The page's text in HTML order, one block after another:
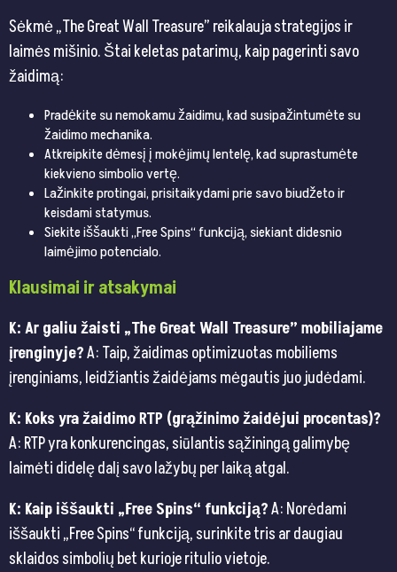
Sėkmė „The Great Wall Treasure” reikalauja strategijos ir
laimės mišinio. Štai keletas patarimų, kaip pagerinti savo
žaidimą:
Pradėkite su nemokamu žaidimu, kad susipažintumėte su
žaidimo mechanika.
Atkreipkite dėmesį į mokėjimų lentelę, kad suprastumėte
kiekvieno simbolio vertę.
Lažinkite protingai, prisitaikydami prie savo biudžeto ir
keisdami statymus.
Siekite iššaukti „Free Spins“ funkciją, siekiant didesnio
laimėjimo potencialo.
Klausimai ir atsakymai
K: Ar galiu žaisti „The Great Wall Treasure” mobiliajame
įrenginyje?A: Taip, žaidimas optimizuotas mobiliems
įrenginiams, leidžiantis žaidėjams mėgautis juo judėdami.
K: Koks yra žaidimo RTP (grąžinimo žaidėjui procentas)?
A: RTP yra konkurencingas, siūlantis sąžiningą galimybę
laimėti didelę dalį savo lažybų per laiką atgal.
K: Kaip iššaukti „Free Spins“ funkciją?A: Norėdami
iššaukti „Free Spins“ funkciją, surinkite tris ar daugiau
sklaidos simbolių bet kurioje ritulio vietoje.